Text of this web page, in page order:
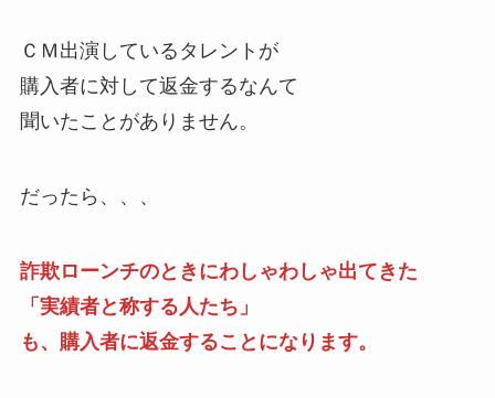
ＣＭ出演しているタレントが
購入者に対して返金するなんて
聞いたことがありません。
だったら、、、
詐欺ローンチのときにわしゃわしゃ出てきた
「実績者と称する人たち」
も、購入者に返金することになります。